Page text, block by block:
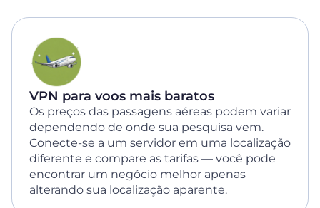
VPN para voos mais baratos
Os preços das passagens aéreas podem variar
dependendo de onde sua pesquisa vem.
Conecte-se a um servidor em uma localização
diferente e compare as tarifas — você pode
encontrar um negócio melhor apenas
alterando sua localização aparente.